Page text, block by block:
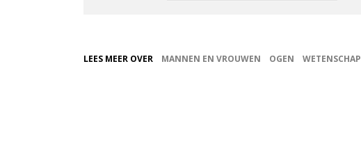
LEES MEER OVER MANNEN EN VROUWEN OGEN WETENSCHAP